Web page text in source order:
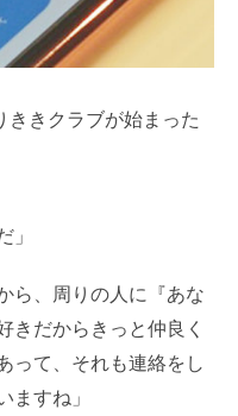
きクラブが始まった
」
ら、周りの人に『あな
きだからきっと仲良く
って、それも連絡をし
ますね」